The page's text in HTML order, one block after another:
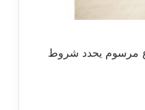
مرسوم يحدد شروط